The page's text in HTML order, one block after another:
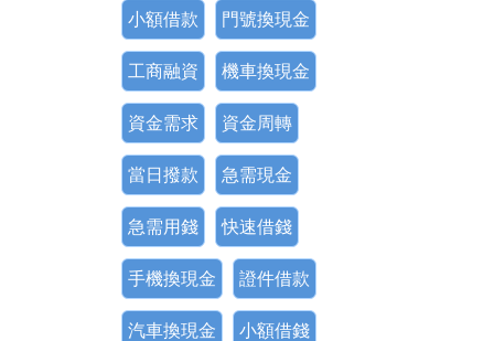
小額借款 門號換現金
工商融資 機車換現金
資金需求 資金周轉
當日撥款 急需現金
急需用錢 快速借錢
手機換現金 證件借款
汽車換現金 小額借錢